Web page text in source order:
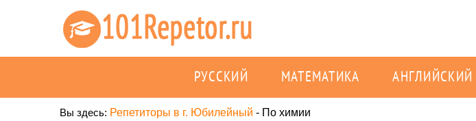
РУССКИЙ МАТЕМАТИКА АНГЛИЙСКИЙ
Вы здесь: Репетиторы в г. Юбилейный - По химии